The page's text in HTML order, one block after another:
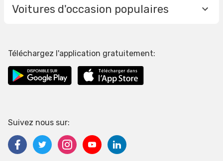
Voitures d'occasion populaires
Téléchargez l'application gratuitement:
Suivez nous sur: